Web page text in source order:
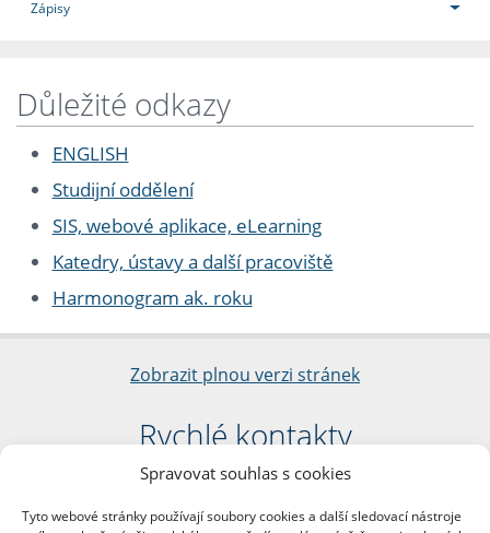
Spravovat souhlas s cookies
Tyto webové stránky používají soubory cookies a další sledovací nástroje
Zápisy
Důležité odkazy
ENGLISH
Studijní oddělení
SIS, webové aplikace, eLearning
Katedry, ústavy a další pracoviště
Harmonogram ak. roku
Zobrazit plnou verzi stránek
Rychlé kontakty
Filozofická fakulta
nám. Jana Palacha 1/2